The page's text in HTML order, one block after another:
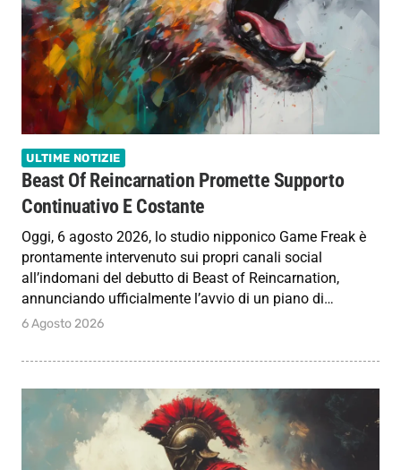
ULTIME NOTIZIE
Beast Of Reincarnation Promette Supporto
Continuativo E Costante
Oggi, 6 agosto 2026, lo studio nipponico Game Freak è
prontamente intervenuto sui propri canali social
all’indomani del debutto di Beast of Reincarnation,
annunciando ufficialmente l’avvio di un piano di…
6 Agosto 2026